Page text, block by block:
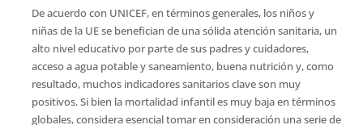
De acuerdo con UNICEF, en términos generales, los niños y
niñas de la UE se benefician de una sólida atención sanitaria, un
alto nivel educativo por parte de sus padres y cuidadores,
acceso a agua potable y saneamiento, buena nutrición y, como
resultado, muchos indicadores sanitarios clave son muy
positivos. Si bien la mortalidad infantil es muy baja en términos
globales, considera esencial tomar en consideración una serie de